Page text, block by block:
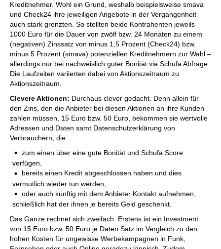
Kreditnehmer. Wohl ein Grund, weshalb beispielsweise smava
und Check24 ihre jeweiligen Angebote in der Vergangenheit
auch stark grenzten. So stellten beide Kontrahenten jeweils
1000 Euro für die Dauer von zwölf bzw. 24 Monaten zu einem
(negativen) Zinssatz von minus 1,5 Prozent (Check24) bzw.
minus 5 Prozent (smava) potenziellen Kreditnehmern zur Wahl –
allerdings nur bei nachweislich guter Bonität via Schufa Abfrage.
Die Laufzeiten variierten dabei von Aktionszeitraum zu
Aktionszeitraum.
Clevere Aktionen: Durchaus clever gedacht. Denn allein für
den Zins, den die Anbieter bei diesen Aktionen an ihre Kunden
zahlen müssen, 15 Euro bzw. 50 Euro, bekommen sie wertvolle
Adressen und Daten samt Datenschutzerklärung von
Verbrauchern, die
zum einen über eine gute Bonität und Schufa Score
verfügen,
bereits einen Kredit abgeschlossen haben und dies
vermutlich wieder tun werden,
oder auch künftig mit dem Anbieter Kontakt aufnehmen,
schließlich hat der ihnen je bereits Geld geschenkt.
Das Ganze rechnet sich zweifach. Erstens ist ein Investment
von 15 Euro bzw. 50 Euro je Daten Satz im Vergleich zu den
hohen Kosten für ungewisse Werbekampagnen in Funk,